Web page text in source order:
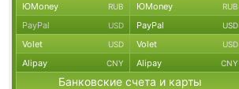
ЮMoney RUB ЮMoney RUB
PayPal USD PayPal USD
Volet USD Volet USD
Alipay CNY Alipay CNY
Банковские счета и карты